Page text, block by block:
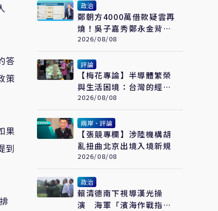
答
策
果
到
政治
鄭朝方4000萬借款疑雲再
燒！吳子嘉秀鄭永金背書
票據 追問2018選舉資金
流向
2026/08/08
評論
【梅花專論】半導體繁榮
與生活困境：台灣的經濟
悖論
2026/08/08
兩岸、評論
【張競專欄】涉陸機構胡
亂扭曲北京出境入境新規
2026/08/08
政治
賴清德南下視導漢光操
演 海軍「濱海作戰指揮